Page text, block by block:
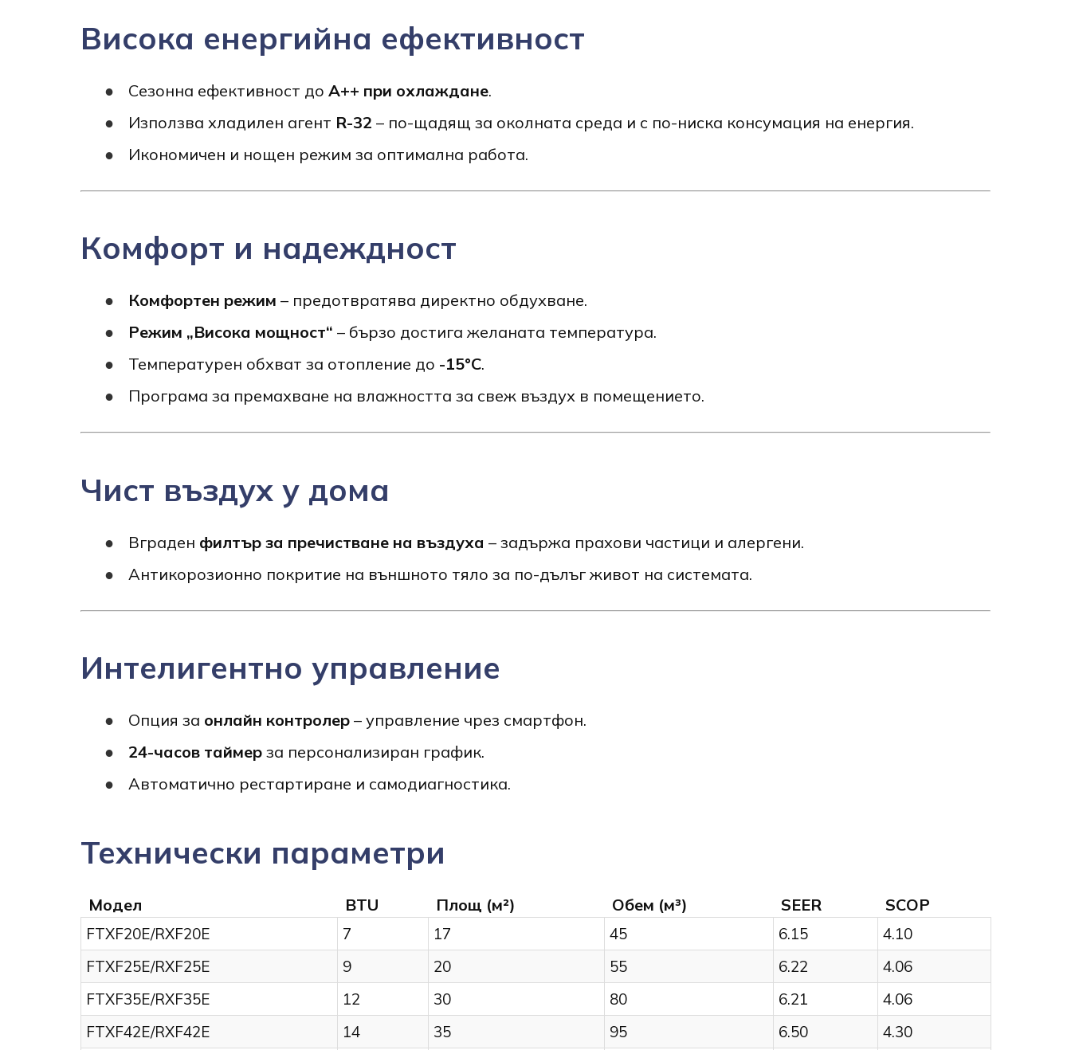
Висока енергийна ефективност
Сезонна ефективност до A++ при охлаждане.
Използва хладилен агент R-32 – по-щадящ за околната среда и с по-ниска консумация на енергия.
Икономичен и нощен режим за оптимална работа.
Комфорт и надеждност
Комфортен режим – предотвратява директно обдухване.
Режим „Висока мощност“ – бързо достига желаната температура.
Температурен обхват за отопление до -15°C.
Програма за премахване на влажността за свеж въздух в помещението.
Чист въздух у дома
Вграден филтър за пречистване на въздуха – задържа прахови частици и алергени.
Антикорозионно покритие на външното тяло за по-дълъг живот на системата.
Интелигентно управление
Опция за онлайн контролер– управление чрез смартфон.
24-часов таймерза персонализиран график.
Автоматично рестартиране и самодиагностика.
Технически параметри
Модел BTU Площ (м²) Обем (м³) SEER SCOP
FTXF20E/RXF20E 7 17 45 6.15
4.10
FTXF25E/RXF25E
9 20 55 6.22
4.06
FTXF35E/RXF35E
12 30 80 6.21
4.06
FTXF42E/RXF42E
14 35 95 6.50 4.30